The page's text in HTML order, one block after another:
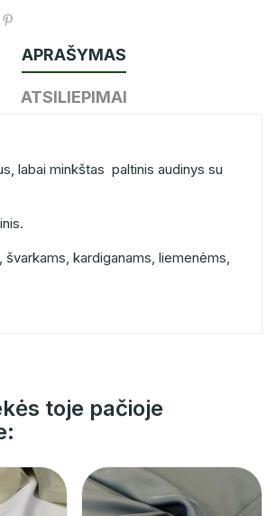
APRAŠYMAS
ATSILIEPIMAI
labai minkštas paltinis audinys su
švarkams, kardiganams, liemenėms,
toje pačioje